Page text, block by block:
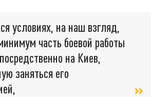
условиях, на наш взгляд,
часть боевой работы
на Киев,
заняться его